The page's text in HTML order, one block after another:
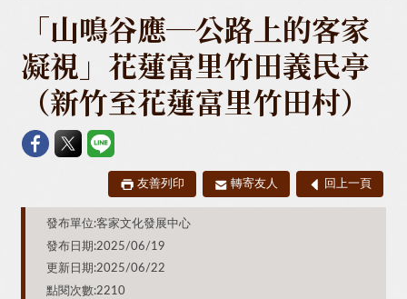
「山鳴谷應─公路上的客家
凝視」花蓮富里竹田義民亭
（新竹至花蓮富里竹田村）
友善列印 轉寄友人 回上一頁
發布單位:客家文化發展中心
發布日期:2025/06/19
更新日期:2025/06/22
點閱次數:2210